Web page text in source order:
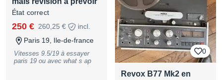
État correct
250 € 260,25 €
incl.
Paris 19, Ile-de-france
Vitesses 9.5/19 à essayer
paris 19 ou avec what s ap
0
Revox B77 Mk2 en